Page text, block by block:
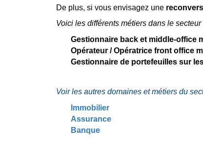
De plus, si vous envisagez une
Voici les différents métiers dans le secteur
Gestionnaire back et middle-office
Opérateur / Opératrice front office
Gestionnaire de portefeuilles sur
Voir les autres domaines et métiers du
Immobilier
Assurance
Banque